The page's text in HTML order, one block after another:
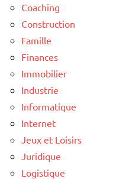
Coaching
Construction
Famille
Finances
Immobilier
Industrie
Informatique
Internet
Jeux et Loisirs
Juridique
Logistique